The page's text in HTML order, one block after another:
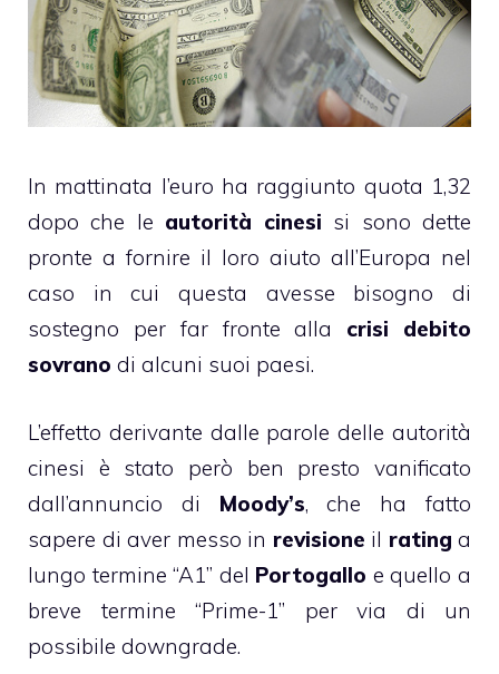
In mattinata l’euro ha raggiunto quota 1,32
dopo che le autorità cinesi si sono dette
pronte a fornire il loro aiuto all’Europa nel
caso in cui questa avesse bisogno di
sostegno per far fronte alla crisi debito
sovrano di alcuni suoi paesi.
L’effetto derivante dalle parole delle autorità
cinesi è stato però ben presto vanificato
dall’annuncio di Moody’s, che ha fatto
sapere di aver messo in revisione il rating a
lungo termine “A1” del Portogallo e quello a
breve termine “Prime-1” per via di un
possibile downgrade.